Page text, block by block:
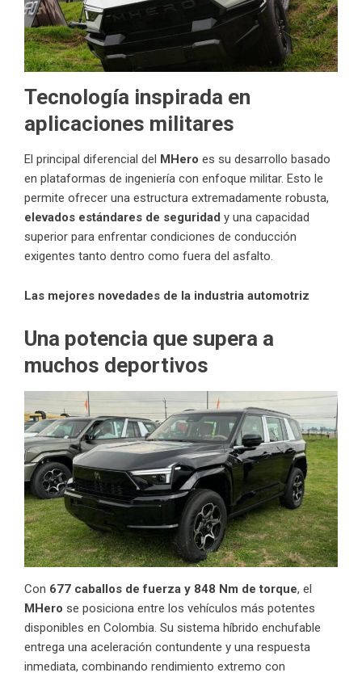
Tecnología inspirada en
aplicaciones militares
El principal diferencial del MHero es su desarrollo basado
en plataformas de ingeniería con enfoque militar. Esto le
permite ofrecer una estructura extremadamente robusta,
elevados estándares de seguridad y una capacidad
superior para enfrentar condiciones de conducción
exigentes tanto dentro como fuera del asfalto.
Las mejores novedades de la industria automotriz
Una potencia que supera a
muchos deportivos
Con 677 caballos de fuerza y 848 Nm de torque, el
MHero se posiciona entre los vehículos más potentes
disponibles en Colombia. Su sistema híbrido enchufable
entrega una aceleración contundente y una respuesta
inmediata, combinando rendimiento extremo con